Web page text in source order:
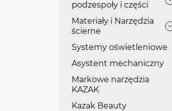
podzespoły i części
Materiały i Narzędzia
ścierne
Systemy oświetleniowe
Asystent mechaniczny
Markowe narzędzia
KAZAK
Kazak Beauty